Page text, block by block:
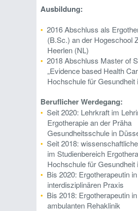
Ausbildung:
2016 Abschluss als
(B.Sc.) an der Hogeschool
Heerlen (NL)
2018 Abschluss Master of
„Evidence based Health
Hochschule für Gesundheit
Beruflicher Werdegang:
Seit 2020: Lehrkraft im
Ergotherapie an der Präha
Gesundheitsschule in
Seit 2018:
im Studienbereich
Hochschule für Gesundheit
Bis 2020: Ergotherapeutin
interdisziplinären Praxis
Bis 2018: Ergotherapeutin
ambulanten Rehaklinik